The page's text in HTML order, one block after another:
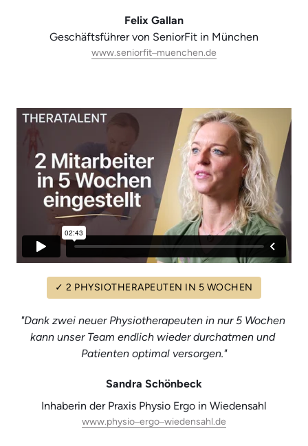
Felix Gallan
Geschäftsführer von SeniorFit in München
www.seniorfit‒muenchen.de
✓2 PHYSIOTHERAPEUTEN IN 5 WOCHEN
"Dank zwei neuer Physiotherapeuten in nur 5 Wochen
kann unser Team endlich wieder durchatmen und
Patienten optimal versorgen."
Sandra Schönbeck
Inhaberin der Praxis Physio Ergo in Wiedensahl
www.physio‒ergo‒wiedensahl.de